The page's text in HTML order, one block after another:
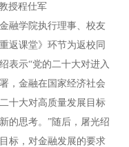
授程仕军
融学院执行理事、校友
返课堂》环节为返校同
表示“党的二十大对进入
，金融在国家经济社会
十大对高质量发展目标
的思考。”随后，屠光绍
标，对金融发展的要求